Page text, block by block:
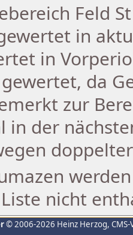
Feld
in
in
da
zur
in der
nicht
© 2006-2026 Heinz Herzog,